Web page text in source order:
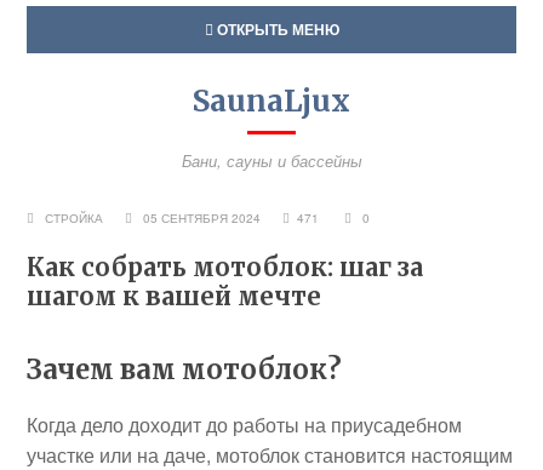
ОТКРЫТЬ МЕНЮ
SaunaLjux
Бани, сауны и бассейны
СТРОЙКА 05 СЕНТЯБРЯ 2024 471 0
Как собрать мотоблок: шаг за
шагом к вашей мечте
Зачем вам мотоблок?
Когда дело доходит до работы на приусадебном
участке или на даче, мотоблок становится настоящим